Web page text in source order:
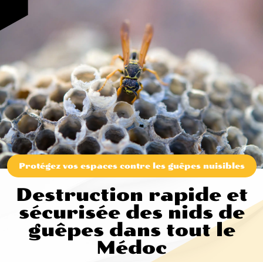
Protégez vos espaces contre les guêpes nuisibles
Destruction rapide et
sécurisée des nids de
guêpes dans tout le
Médoc